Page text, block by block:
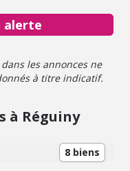
alerte
les annonces ne
à titre indicatif.
à Réguiny
8 biens